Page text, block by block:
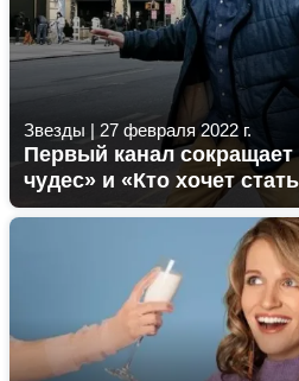
Звезды | 27 февраля 2022 г.
Первый канал
чудес» и «Кто хочет